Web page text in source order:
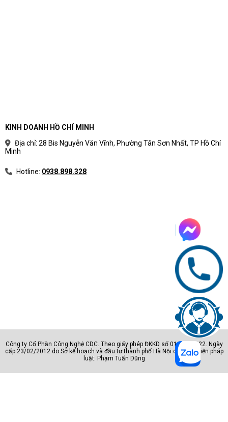
KINH DOANH HỒ CHÍ MINH
Địa chỉ: 28 Bis Nguyễn Văn Vĩnh, Phường Tân Sơn Nhất, TP Hồ Chí
Minh
Hotline: 0938.898.328
Công ty Cổ Phần Công Nghệ CDC. Theo giấy phép ĐKKD số 0105801222. Ngày
cấp 23/02/2012 do Sở kế hoạch và đầu tư thành phố Hà Nội cấp. Đại diện pháp
luật: Phạm Tuấn Dũng